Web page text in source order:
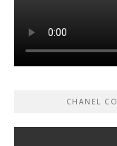
CHANEL